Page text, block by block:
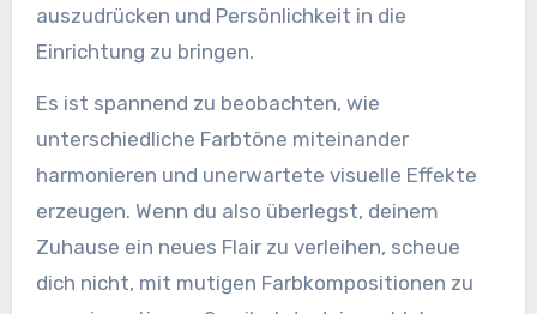
auszudrücken und Persönlichkeit in die
Einrichtung zu bringen.
Es ist spannend zu beobachten, wie
unterschiedliche Farbtöne miteinander
harmonieren und unerwartete visuelle Effekte
erzeugen. Wenn du also überlegst, deinem
Zuhause ein neues Flair zu verleihen, scheue
dich nicht, mit mutigen Farbkompositionen zu